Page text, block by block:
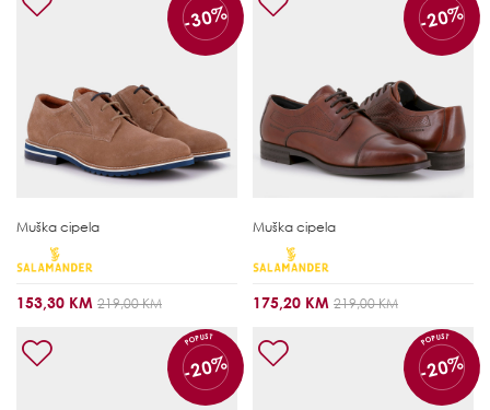
-30%
Muška cipela
153,30 KM 219,00 KM
-20%
Muška cipela
175,20 KM 219,00 KM
POPUST
-20%
POPUST
-20%